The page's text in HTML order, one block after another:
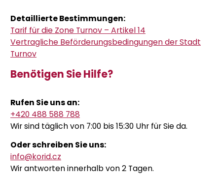
Detaillierte Bestimmungen:
Tarif für die Zone Turnov – Artikel 14
Vertragliche Beförderungsbedingungen der Stadt
Turnov
Benötigen Sie Hilfe?
Rufen Sie uns an:
+420 488 588 788
Wir sind täglich von 7:00 bis 15:30 Uhr für Sie da.
Oder schreiben Sie uns:
info@korid.cz
Wir antworten innerhalb von 2 Tagen.